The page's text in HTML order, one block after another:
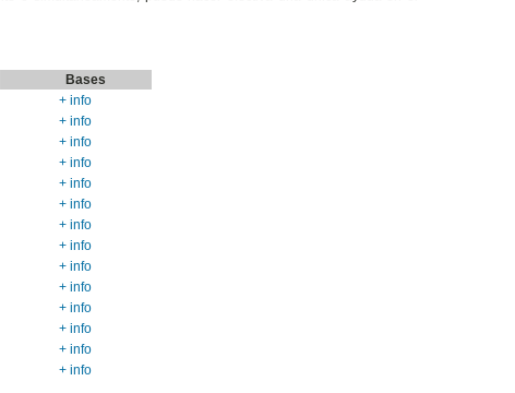
Bases
+ info
+ info
+ info
+ info
+ info
+ info
+ info
+ info
+ info
+ info
+ info
+ info
+ info
+ info